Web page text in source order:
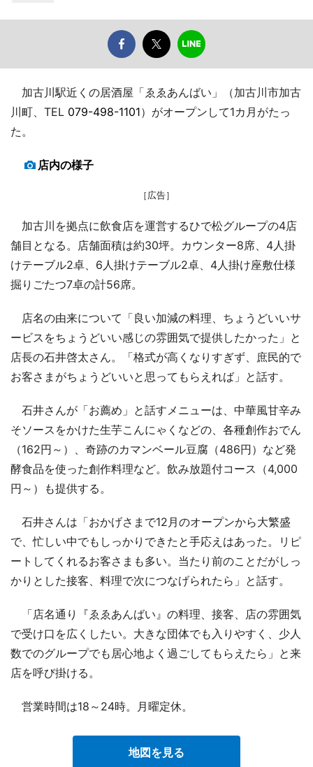
加古川駅近くの居酒屋「ゑゑあんばい」（加古川市加古
川町、TEL 079-498-1101）がオープンして1カ月がたっ
た。
店内の様子
［広告］
加古川を拠点に飲食店を運営するひで松グループの4店
舗目となる。店舗面積は約30坪。カウンター8席、4人掛
けテーブル2卓、6人掛けテーブル2卓、4人掛け座敷仕様
掘りごたつ7卓の計56席。
店名の由来について「良い加減の料理、ちょうどいいサ
ービスをちょうどいい感じの雰囲気で提供したかった」と
店長の石井啓太さん。「格式が高くなりすぎず、庶民的で
お客さまがちょうどいいと思ってもらえれば」と話す。
石井さんが「お薦め」と話すメニューは、中華風甘辛み
そソースをかけた生芋こんにゃくなどの、各種創作おでん
（162円～）、奇跡のカマンベール豆腐（486円）など発
酵食品を使った創作料理など。飲み放題付コース（4,000
円～）も提供する。
石井さんは「おかげさまで12月のオープンから大繁盛
で、忙しい中でもしっかりできたと手応えはあった。リピ
ートしてくれるお客さまも多い。当たり前のことだがしっ
かりとした接客、料理で次につなげられたら」と話す。
「店名通り『ゑゑあんばい』の料理、接客、店の雰囲気
で受け口を広くしたい。大きな団体でも入りやすく、少人
数でのグループでも居心地よく過ごしてもらえたら」と来
店を呼び掛ける。
営業時間は18～24時。月曜定休。
地図を見る